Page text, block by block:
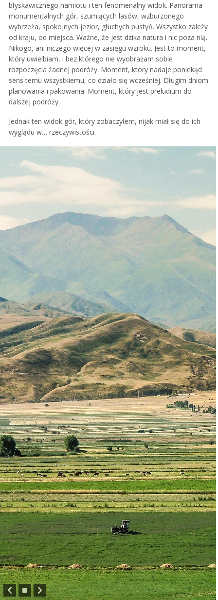
błyskawicznego namiotu i ten fenomenalny widok. Panorama
monumentalnych gór, szumiących lasów, wzburzonego
wybrzeża, spokojnych jezior, głuchych pustyń. Wszystko zależy
od kraju, od miejsca. Ważne, że jest dzika natura i nic poza nią.
Nikogo, ani niczego więcej w zasięgu wzroku. Jest to moment,
który uwielbiam, i bez którego nie wyobrażam sobie
rozpoczęcia żadnej podróży. Moment, który nadaje poniekąd
sens temu wszystkiemu, co działo się wcześniej. Długim dniom
planowania i pakowania. Moment, który jest preludium do
dalszej podróży.
Jednak ten widok gór, który zobaczyłem, nijak miał się do ich
wyglądu w… rzeczywistości.